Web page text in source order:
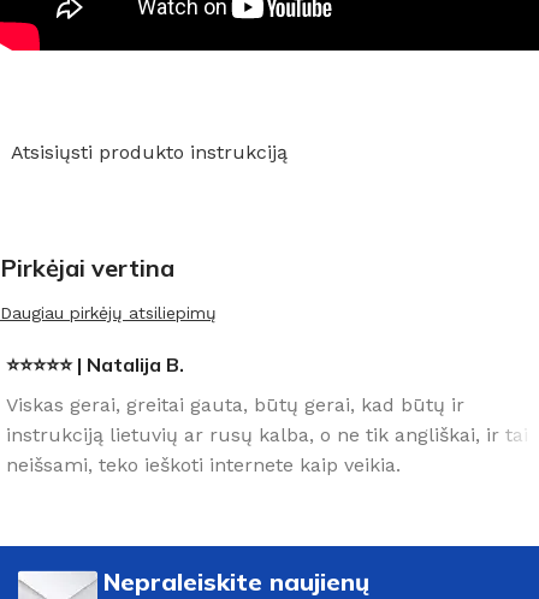
Atsisiųsti produkto instrukciją
Pirkėjai vertina
Daugiau pirkėjų atsiliepimų
⭐⭐⭐⭐⭐ | Natalija B.
Viskas gerai, greitai gauta, būtų gerai, kad būtų ir
instrukciją lietuvių ar rusų kalba, o ne tik angliškai, ir tai
neišsami, teko ieškoti internete kaip veikia.
Nepraleiskite naujienų